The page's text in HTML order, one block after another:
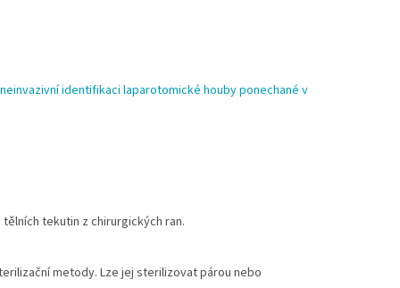
identifikaci laparotomické houby ponechané v
tekutin z chirurgických ran.
metody. Lze jej sterilizovat párou nebo